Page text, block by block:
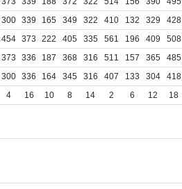
300 339 165 349 322 410 132 329 428
454 373 222 405 335 561 196 409 508
373 336 187 368 316 511 157 365 485
300 336 164 345 316 407 133 304 418
4 16 10 8 14 2 6 12 18